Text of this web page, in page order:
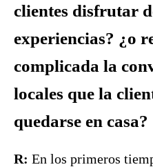
clientes disfrutar
experiencias? ¿o
complicada la
locales que la
quedarse en casa?
R: En los primeros